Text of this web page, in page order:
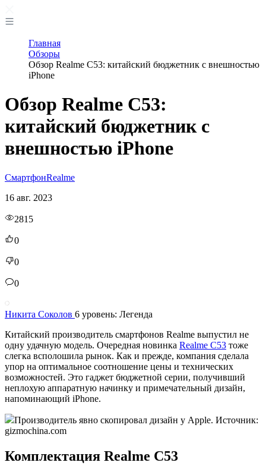
Главная
Обзоры
Обзор Realme C53: китайский бюджетник с внешностью
iPhone
Обзор Realme C53:
китайский бюджетник с
внешностью iPhone
СмартфонRealme
16 авг. 2023
2815
0
0
0
Никита Соколов 6 уровень: Легенда
Китайский производитель смартфонов Realme выпустил не
одну удачную модель. Очередная новинка Realme C53 тоже
слегка всполошила рынок. Как и прежде, компания сделала
упор на оптимальное соотношение цены и технических
возможностей. Это гаджет бюджетной серии, получивший
неплохую аппаратную начинку и примечательный дизайн,
напоминающий iPhone.
Производитель явно скопировал дизайн у Apple. Источник:
gizmochina.com
Комплектация Realme C53